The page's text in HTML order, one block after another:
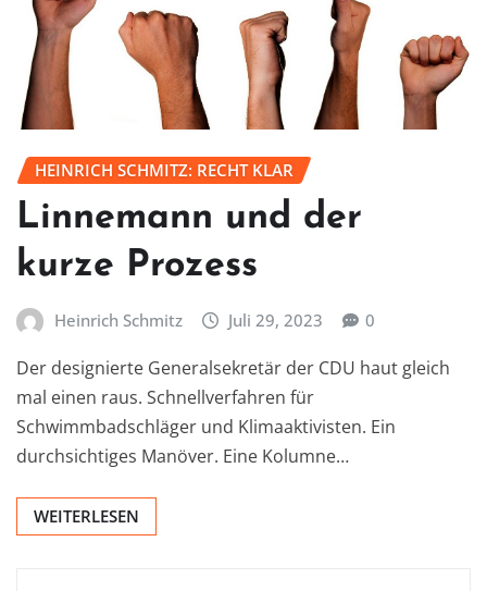
HEINRICH SCHMITZ: RECHT KLAR
Linnemann und der
kurze Prozess
Heinrich Schmitz Juli 29, 2023 0
Der designierte Generalsekretär der CDU haut gleich
mal einen raus. Schnellverfahren für
Schwimmbadschläger und Klimaaktivisten. Ein
durchsichtiges Manöver. Eine Kolumne…
WEITERLESEN